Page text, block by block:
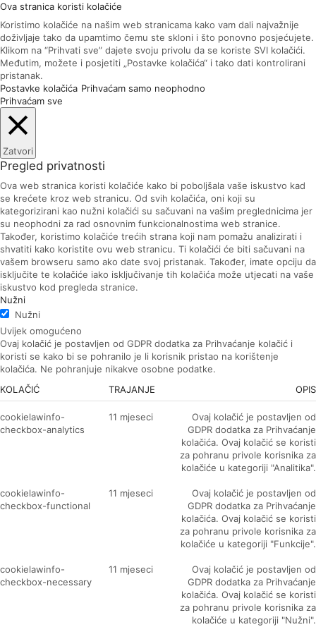
Ova stranica koristi kolačiće
Koristimo kolačiće na našim web stranicama kako vam dali najvažnije
doživljaje tako da upamtimo čemu ste skloni i što ponovno posjećujete.
Klikom na “Prihvati sve” dajete svoju privolu da se koriste SVI kolačići.
Međutim, možete i posjetiti „Postavke kolačića“ i tako dati kontrolirani
pristanak.
Postavke kolačića Prihvaćam samo neophodno
Prihvaćam sve
Zatvori
Pregled privatnosti
Ova web stranica koristi kolačiće kako bi poboljšala vaše iskustvo kad
se krećete kroz web stranicu. Od svih kolačića, oni koji su
kategorizirani kao nužni kolačići su sačuvani na vašim preglednicima jer
su neophodni za rad osnovnim funkcionalnostima web stranice.
Također, koristimo kolačiće trećih strana koji nam pomažu analizirati i
shvatiti kako koristite ovu web stranicu. Ti kolačići će biti sačuvani na
vašem browseru samo ako date svoj pristanak. Također, imate opciju da
isključite te kolačiće iako isključivanje tih kolačića može utjecati na vaše
iskustvo kod pregleda stranice.
Nužni
Nužni
Uvijek omogućeno
Ovaj kolačić je postavljen od GDPR dodatka za Prihvaćanje kolačić i
koristi se kako bi se pohranilo je li korisnik pristao na korištenje
kolačića. Ne pohranjuje nikakve osobne podatke.
KOLAČIĆ
TRAJANJE OPIS
cookielawinfo-
checkbox-analytics
11 mjeseci
Ovaj kolačić je postavljen od
GDPR dodatka za Prihvaćanje
kolačića. Ovaj kolačić se koristi
za pohranu privole korisnika za
kolačiće u kategoriji "Analitika".
cookielawinfo-
checkbox-functional
11 mjeseci
Ovaj kolačić je postavljen od
GDPR dodatka za Prihvaćanje
kolačića. Ovaj kolačić se koristi
za pohranu privole korisnika za
kolačiće u kategoriji "Funkcije".
cookielawinfo-
checkbox-necessary
11 mjeseci
Ovaj kolačić je postavljen od
GDPR dodatka za Prihvaćanje
kolačića. Ovaj kolačić se koristi
za pohranu privole korisnika za
kolačiće u kategoriji "Nužni".